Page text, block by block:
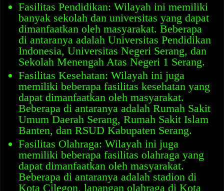
Fasilitas Pendidikan: Wilayah ini memiliki
banyak sekolah dan universitas yang dapat
dimanfaatkan oleh masyarakat. Beberapa
di antaranya adalah Universitas Pendidikan
Indonesia, Universitas Negeri Serang, dan
Sekolah Menengah Atas Negeri 1 Serang.
Fasilitas Kesehatan: Wilayah ini juga
memiliki beberapa fasilitas kesehatan yang
dapat dimanfaatkan oleh masyarakat.
Beberapa di antaranya adalah Rumah Sakit
Umum Daerah Serang, Rumah Sakit Islam
Banten, dan RSUD Kabupaten Serang.
Fasilitas Olahraga: Wilayah ini juga
memiliki beberapa fasilitas olahraga yang
dapat dimanfaatkan oleh masyarakat.
Beberapa di antaranya adalah stadion di
Kota Cilegon, lapangan olahraga di Kota